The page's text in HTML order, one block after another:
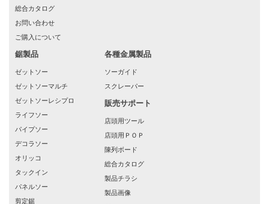
総合カタログ
お問い合わせ
ご購入について
鋸製品
ゼットソー
ゼットソーマルチ
ゼットソーレシプロ
ライフソー
パイプソー
デコラソー
オリッコ
タックイン
パネルソー
剪定鋸
各種金属製品
ソーガイド
スクレーパー
販売サポート
店頭用ツール
店頭用ＰＯＰ
陳列ボード
総合カタログ
製品チラシ
製品画像